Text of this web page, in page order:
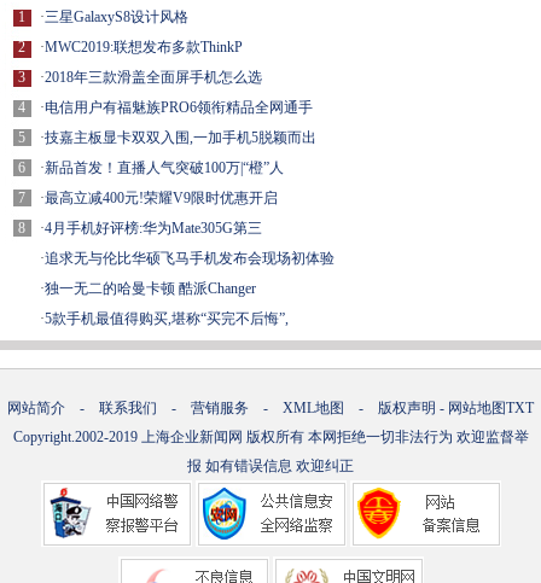
1
2
3
4
5
6
7
8
·三星GalaxyS8设计风格
·MWC2019:联想发布多款ThinkP
·2018年三款滑盖全面屏手机怎么选
·电信用户有福魅族PRO6领衔精品全网通手
·技嘉主板显卡双双入围,一加手机5脱颖而出
·新品首发！直播人气突破100万|“橙”人
·最高立减400元!荣耀V9限时优惠开启
·4月手机好评榜:华为Mate305G第三
·追求无与伦比华硕飞马手机发布会现场初体验
·独一无二的哈曼卡顿 酷派Changer
·5款手机最值得购买,堪称“买完不后悔”,
网站简介 - 联系我们 - 营销服务 - XML地图 - 版权声明 - 网站地图TXT
Copyright.2002-2019 上海企业新闻网 版权所有 本网拒绝一切非法行为 欢迎监督举
报 如有错误信息 欢迎纠正